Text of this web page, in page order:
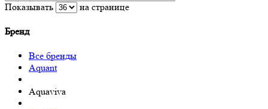
Показывать на странице
Бренд
Все бренды
Aquant
Aquaviva